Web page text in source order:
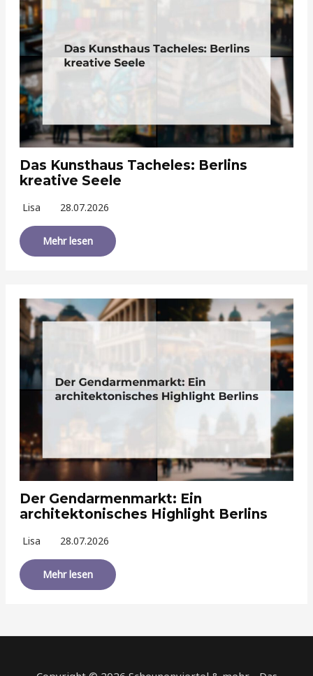
Das Kunsthaus Tacheles: Berlins
kreative Seele
Lisa 28.07.2026
Mehr lesen
Der Gendarmenmarkt: Ein
architektonisches Highlight Berlins
Lisa 28.07.2026
Mehr lesen